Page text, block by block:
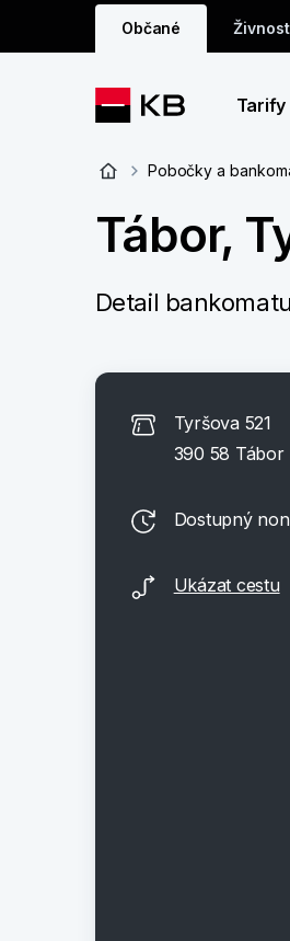
Občané
Tarify
Pobočky a
Tábor,
Detail
Tyršova 521
390 58 Tábor
Dostupný
Ukázat cestu